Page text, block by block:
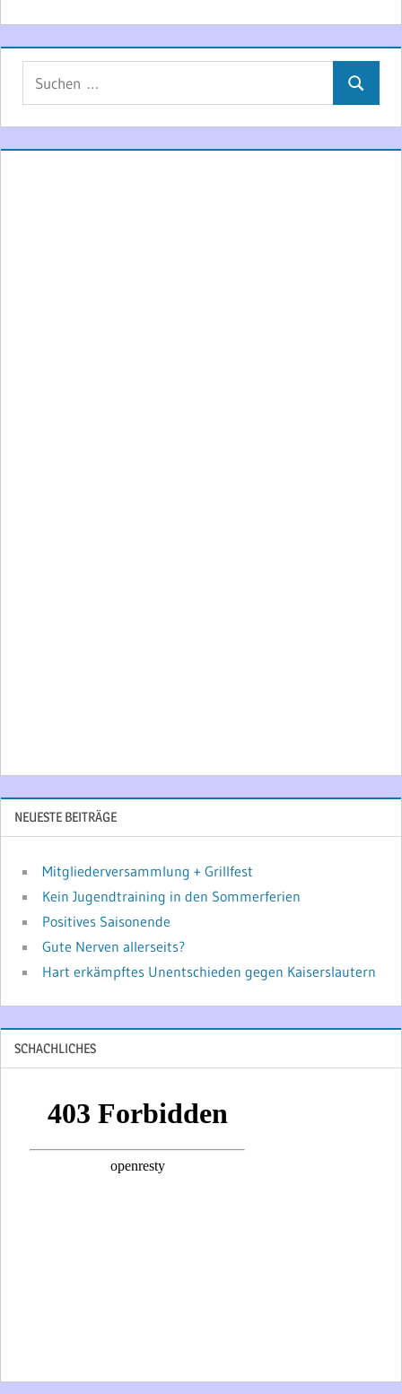
Suchen
NEUESTE BEITRÄGE
Mitgliederversammlung + Grillfest
Kein Jugendtraining in den Sommerferien
Positives Saisonende
Gute Nerven allerseits?
Hart erkämpftes Unentschieden gegen Kaiserslautern
SCHACHLICHES